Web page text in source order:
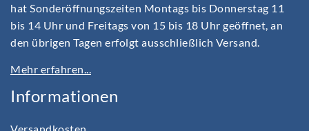
hat Sonderöffnungszeiten Montags bis Donnerstag 11
bis 14 Uhr und Freitags von 15 bis 18 Uhr geöffnet, an
den übrigen Tagen erfolgt ausschließlich Versand.
Mehr erfahren...
Informationen